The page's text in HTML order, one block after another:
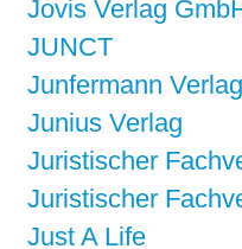
Jovis Verlag
JUNCT
Junfermann Verlag
Junius Verlag
Juristischer
Juristischer
Just A Life